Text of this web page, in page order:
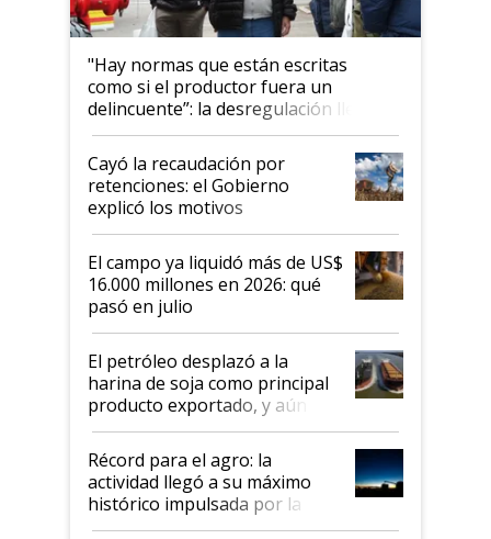
"Hay normas que están escritas
como si el productor fuera un
delincuente”: la desregulación llegó
al Congreso Aapresid y hasta se
habló del financiamiento al IPCVA
Cayó la recaudación por
retenciones: el Gobierno
explicó los motivos
El campo ya liquidó más de US$
16.000 millones en 2026: qué
pasó en julio
El petróleo desplazó a la
harina de soja como principal
producto exportado, y aún así
el agro aportó casi seis de cada
diez dólares y sostuvo el
liderazgo en un semestre
récord
Récord para el agro: la
actividad llegó a su máximo
histórico impulsada por la
cosecha y las exportaciones